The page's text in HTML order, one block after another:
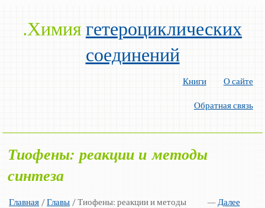
.Химиягетероциклических
соединений
Книги О сайте
Обратная связь
Тиофены: реакции и методы
синтеза
Главная / —Далее
Главы / Тиофены: реакции и методы